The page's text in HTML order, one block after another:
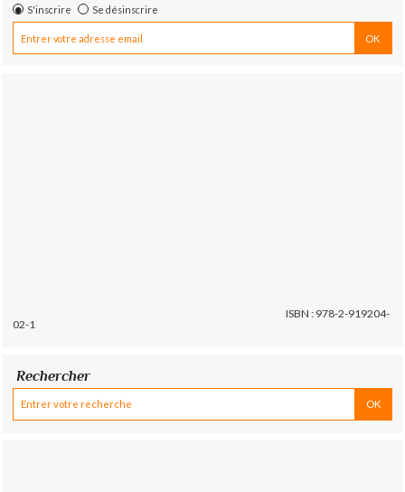
S'inscrire Se désinscrire
ISBN : 978-2-919204-
02-1
Rechercher